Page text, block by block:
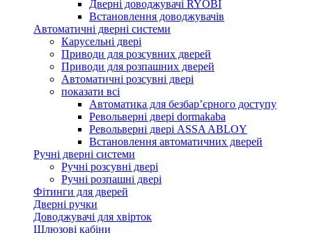
Дверні доводжувачі RYOBI
Встановлення доводжувачів
Автоматичні дверні системи
Карусельні двері
Приводи для розсувних дверей
Приводи для розпашних дверей
Автоматичні розсувні двері
показати всі
Автоматика для безбар’єрного доступу
Револьверні двері dormakaba
Револьверні двері ASSA ABLOY
Встановлення автоматичних дверей
Ручні дверні системи
Ручні розсувні двері
Ручні розпашні двері
Фітинги для дверей
Дверні ручки
Доводжувачі для хвірток
Шлюзові кабіни